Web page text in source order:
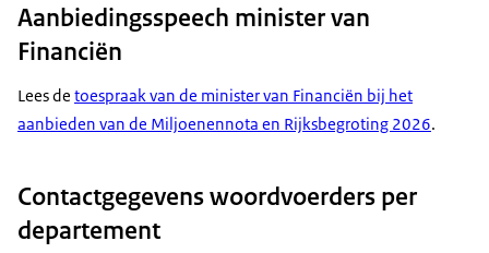
Aanbiedingsspeech minister van
Financiën
Lees de toespraak van de minister van Financiën bij het
aanbieden van de Miljoenennota en Rijksbegroting 2026.
Contactgegevens woordvoerders per
departement